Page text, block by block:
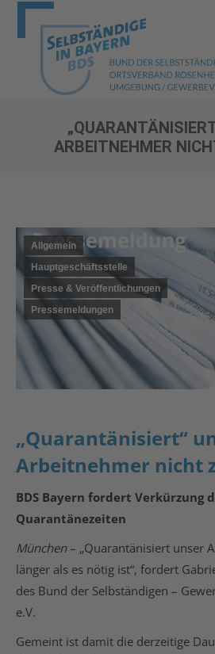
ARBEITNEHMER
Allgemein
Hauptgeschäftsstelle
Presse & Veröffentlichungen
Pressemeldungen
„Quarantänisiert“
Arbeitnehmer nicht
BDS Bayern fordert Verkürzung
Quarantänezeiten
München– „Quarantänisiert unser
länger als es nötig ist“, fordert
des Bund der Selbständigen –
e.V.
Gemeint ist damit die derzeitige